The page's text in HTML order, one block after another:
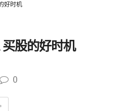
好时机
股的好时机
0